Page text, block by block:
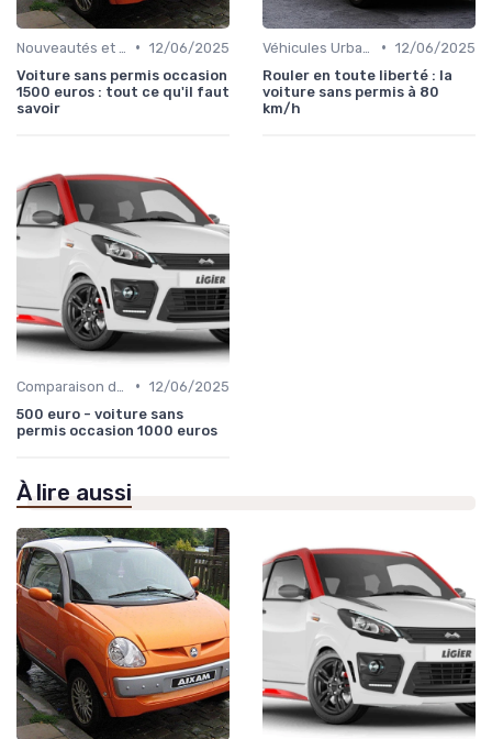
• 12/06/2025
Voiture sans permis occasion
1500 euros : tout ce qu'il faut
savoir
• 12/06/2025
Rouler en toute liberté : la
voiture sans permis à 80
km/h
• 12/06/2025
500 euro - voiture sans
permis occasion 1000 euros
À lire aussi